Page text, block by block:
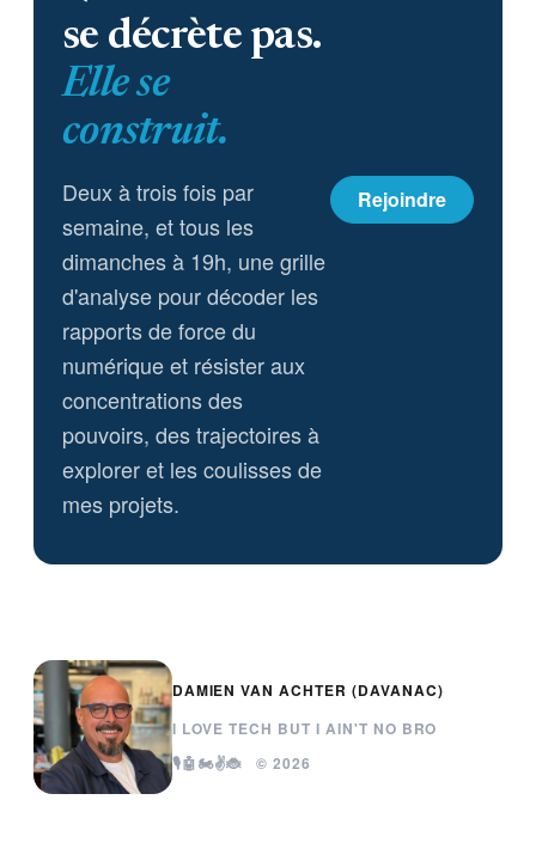
se décrète pas.
Elle se
construit.
Deux à trois fois par
semaine, et tous les
dimanches à 19h, une grille
d'analyse pour décoder les
rapports de force du
numérique et résister aux
concentrations des
pouvoirs, des trajectoires à
explorer et les coulisses de
mes projets.
Rejoindre
DAMIEN VAN ACHTER (DAVANAC)
I LOVE TECH BUT I AIN'T NO BRO
🎙️🤖🏍️✌️🐞 © 2026